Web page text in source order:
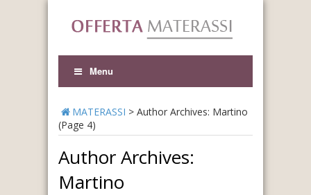
Menu
MATERASSI > Author Archives: Martino
(Page 4)
Author Archives:
Martino